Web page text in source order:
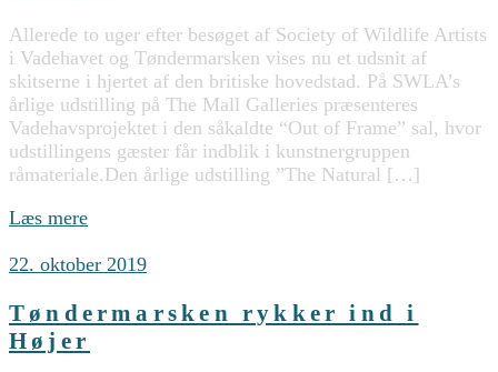
Allerede to uger efter besøget af Society of Wildlife Artists
i Vadehavet og Tøndermarsken vises nu et udsnit af
skitserne i hjertet af den britiske hovedstad. På SWLA’s
årlige udstilling på The Mall Galleries præsenteres
Vadehavsprojektet i den såkaldte “Out of Frame” sal, hvor
udstillingens gæster får indblik i kunstnergruppen
råmateriale.Den årlige udstilling ”The Natural […]
Læs mere
22. oktober 2019
Tøndermarsken rykker ind i
Højer